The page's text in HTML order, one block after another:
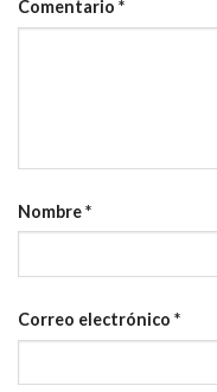
Comentario *
Nombre*
Correo electrónico *